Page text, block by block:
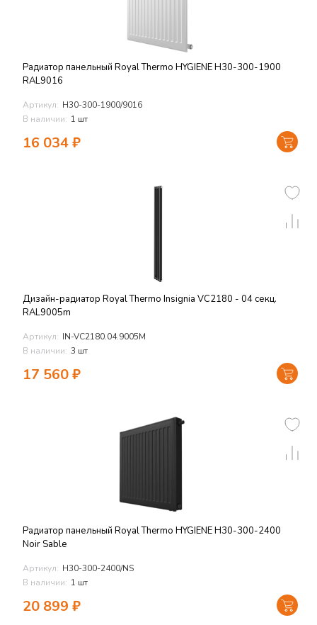
Радиатор панельный Royal Thermo HYGIENE H30-300-1900
RAL9016
Артикул: H30-300-1900/9016
В наличии: 1 шт
16 034₽
Дизайн-радиатор Royal Thermo Insignia VC2180 - 04 секц.
RAL9005m
Артикул: IN-VC2180.04.9005M
В наличии: 3 шт
17 560₽
Радиатор панельный Royal Thermo HYGIENE H30-300-2400
Noir Sable
Артикул: H30-300-2400/NS
В наличии: 1 шт
20 899 ₽